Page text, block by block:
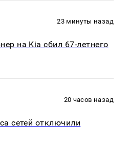
23 минуты назад
на Kia сбил 67-летнего
20 часов назад
сетей отключили